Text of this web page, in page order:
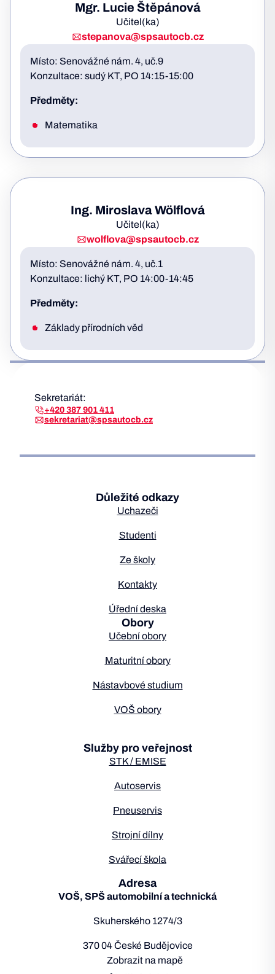
Mgr. Lucie Štěpánová
Učitel(ka)
stepanova@spsautocb.cz
Místo: Senovážné nám. 4, uč.9
Konzultace: sudý KT, PO 14:15-15:00
Předměty:
Matematika
Ing. Miroslava Wölflová
Učitel(ka)
wolflova@spsautocb.cz
Místo: Senovážné nám. 4, uč.1
Konzultace: lichý KT, PO 14:00-14:45
Předměty:
Základy přírodních věd
Sekretariát:
+420 387 901 411
sekretariat@spsautocb.cz
Důležité odkazy
Uchazeči
Studenti
Ze školy
Kontakty
Úřední deska
Obory
Učební obory
Maturitní obory
Nástavbové studium
VOŠ obory
Služby pro veřejnost
STK / EMISE
Autoservis
Pneuservis
Strojní dílny
Svářecí škola
Adresa
VOŠ, SPŠ automobilní a technická
Skuherského 1274/3
370 04 České Budějovice
Zobrazit na mapě